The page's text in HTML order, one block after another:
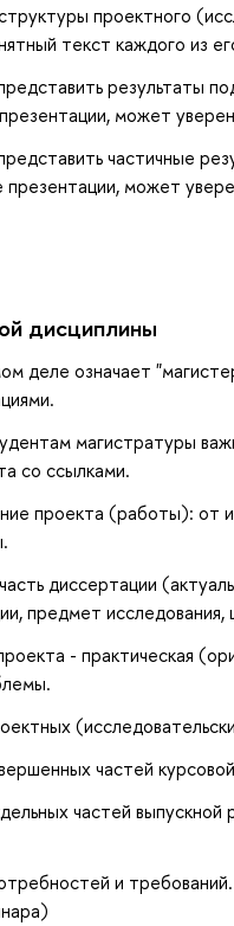
проектного
текст каждого из
результаты
может
частичные
может
дисциплины
деле означает
магистратуры
со ссылками.
проекта (работы):
диссертации
предмет
- практическая
частей
частей
и